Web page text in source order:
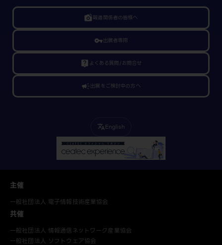
linked_camera報道関係者の皆様へ
vpn_key出展者専用
live_help よくある質問/お問合せ
campaign出展をご検討中の方へ
translateEnglish
主催
一般社団法人 電子情報技術産業協会
共催
一般社団法人 情報通信ネットワーク産業協会
一般社団法人 ソフトウェア協会